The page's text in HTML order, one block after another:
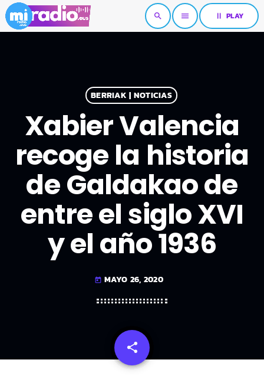
search menu pause PLAY
BERRIAK | NOTICIAS
Xabier Valencia
recoge la historia
de Galdakao de
entre el siglo XVI
y el año 1936
today MAYO 26, 2020
share
email